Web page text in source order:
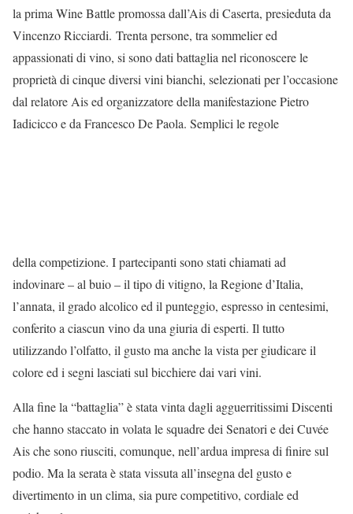
la prima Wine Battle promossa dall’Ais di Caserta, presieduta da
Vincenzo Ricciardi. Trenta persone, tra sommelier ed
appassionati di vino, si sono dati battaglia nel riconoscere le
proprietà di cinque diversi vini bianchi, selezionati per l’occasione
dal relatore Ais ed organizzatore della manifestazione Pietro
Iadicicco e da Francesco De Paola. Semplici le regole
della competizione. I partecipanti sono stati chiamati ad
indovinare – al buio – il tipo di vitigno, la Regione d’Italia,
l’annata, il grado alcolico ed il punteggio, espresso in centesimi,
conferito a ciascun vino da una giuria di esperti. Il tutto
utilizzando l’olfatto, il gusto ma anche la vista per giudicare il
colore ed i segni lasciati sul bicchiere dai vari vini.
Alla fine la “battaglia” è stata vinta dagli agguerritissimi Discenti
che hanno staccato in volata le squadre dei Senatori e dei Cuvée
Ais che sono riusciti, comunque, nell’ardua impresa di finire sul
podio. Ma la serata è stata vissuta all’insegna del gusto e
divertimento in un clima, sia pure competitivo, cordiale ed